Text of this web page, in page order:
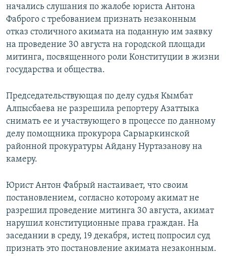
начались слушания по жалобе юриста Антона
Фаброго с требованием признать незаконным
отказ столичного акимата на поданную им заявку
на проведение 30 августа на городской площади
митинга, посвященного роли Конституции в жизни
государства и общества.
Председательствующая по делу судья Кымбат
Алпысбаева не разрешила репортеру Азаттыка
снимать ее и участвующего в процессе по данному
делу помощника прокурора Сарыаркинской
районной прокуратуры Айдану Нуртазанову на
камеру.
Юрист Антон Фабрый настаивает, что своим
постановлением, согласно которому акимат не
разрешил проведение митинга 30 августа, акимат
нарушил конституционные права граждан. На
заседании в среду, 19 декабря, истец попросил суд
признать это постановление акимата незаконным.